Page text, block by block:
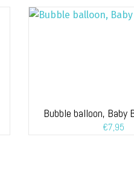
Bubble balloon, Baby
€7,95